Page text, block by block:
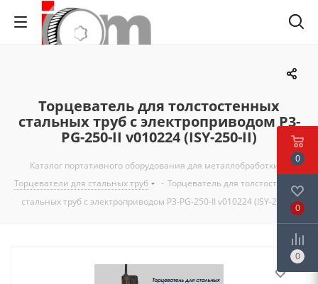
Торцеватель для толстостенных
стальных труб c электроприводом P3-
PG-250-II v010224 (ISY-250-II)
Каталог портативного оборудования для металлобработки
Торцеватели для стальных труб
- Торцеватель для толстостенных
стальных труб c электроприводом P3-PG-250-II v010224 (ISY-250-II)
0
0
0